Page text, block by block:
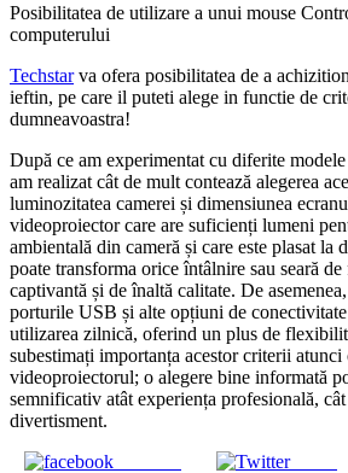
Posibilitatea de utilizare a unui mouse
computerului
Techstarva ofera posibilitatea de a
ieftin, pe care il puteti alege in functie de
dumneavoastra!
După ce am experimentat cu diferite
am realizat cât de mult contează alegerea
luminozitatea camerei și dimensiunea
videoproiector care are suficienți lumeni
ambientală din cameră și care este plasat la
poate transforma orice întâlnire sau seară
captivantă și de înaltă calitate. De
porturile USB și alte opțiuni de
utilizarea zilnică, oferind un plus de
subestimați importanța acestor criterii atunci
videoproiectorul; o alegere bine informată
semnificativ atât experiența profesională,
divertisment.
Tweet